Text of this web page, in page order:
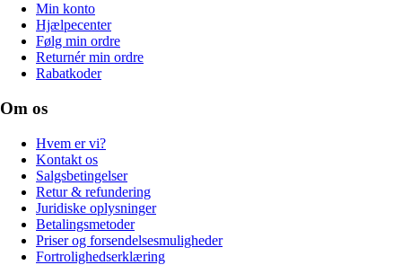
Min konto
Hjælpecenter
Følg min ordre
Returnér min ordre
Rabatkoder
Om os
Hvem er vi?
Kontakt os
Salgsbetingelser
Retur & refundering
Juridiske oplysninger
Betalingsmetoder
Priser og forsendelsesmuligheder
Fortrolighedserklæring